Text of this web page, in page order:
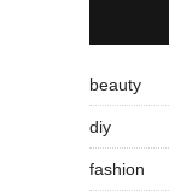
beauty
diy
fashion